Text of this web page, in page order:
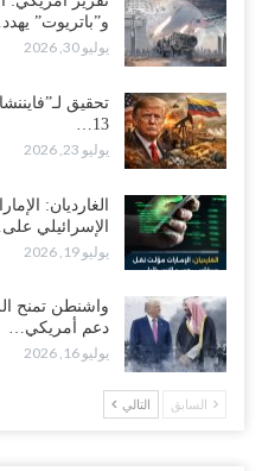
“مقالات“| لا تكونوا سجناء هواتفكم..!
أغسطس 3, 2026
“حضرموت“| بعد اقتحام منزل شيخ
احتشاداً على الحدود السعودية..!
وسط غضبٍ جنوباً.. دعوات لإغلاق
للتجنيد إلى ساحة لتصفية قادة
“تعز“| مع اقتراب إعادة الهيكلة
لإشعال حرب..!
أغسطس 2, 2026
و”باتريوت”
يوليو 30, 2026
تحقيق
13…
يوليو 23, 2026
الغارديان:
الإسرائيلي
يوليو 19, 2026
واشنطن تمنح
دعم أمريكي…
يوليو 16, 2026
السابق التالي